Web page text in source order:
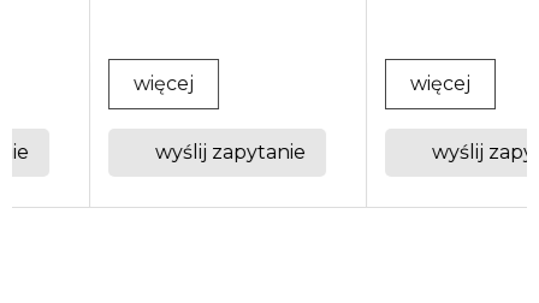
wyślij zapytanie wyślij zapytanie